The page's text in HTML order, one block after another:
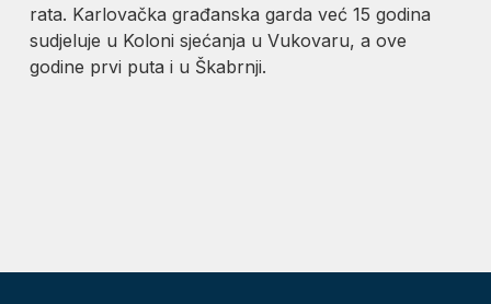
rata. Karlovačka građanska garda već 15 godina
sudjeluje u Koloni sjećanja u Vukovaru, a ove
godine prvi puta i u Škabrnji.